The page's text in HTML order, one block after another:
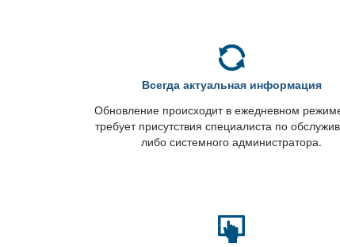
сегда актуальная информация
Обновление происходит в ежедневном
требует присутствия специалиста по
либо системного администратора.